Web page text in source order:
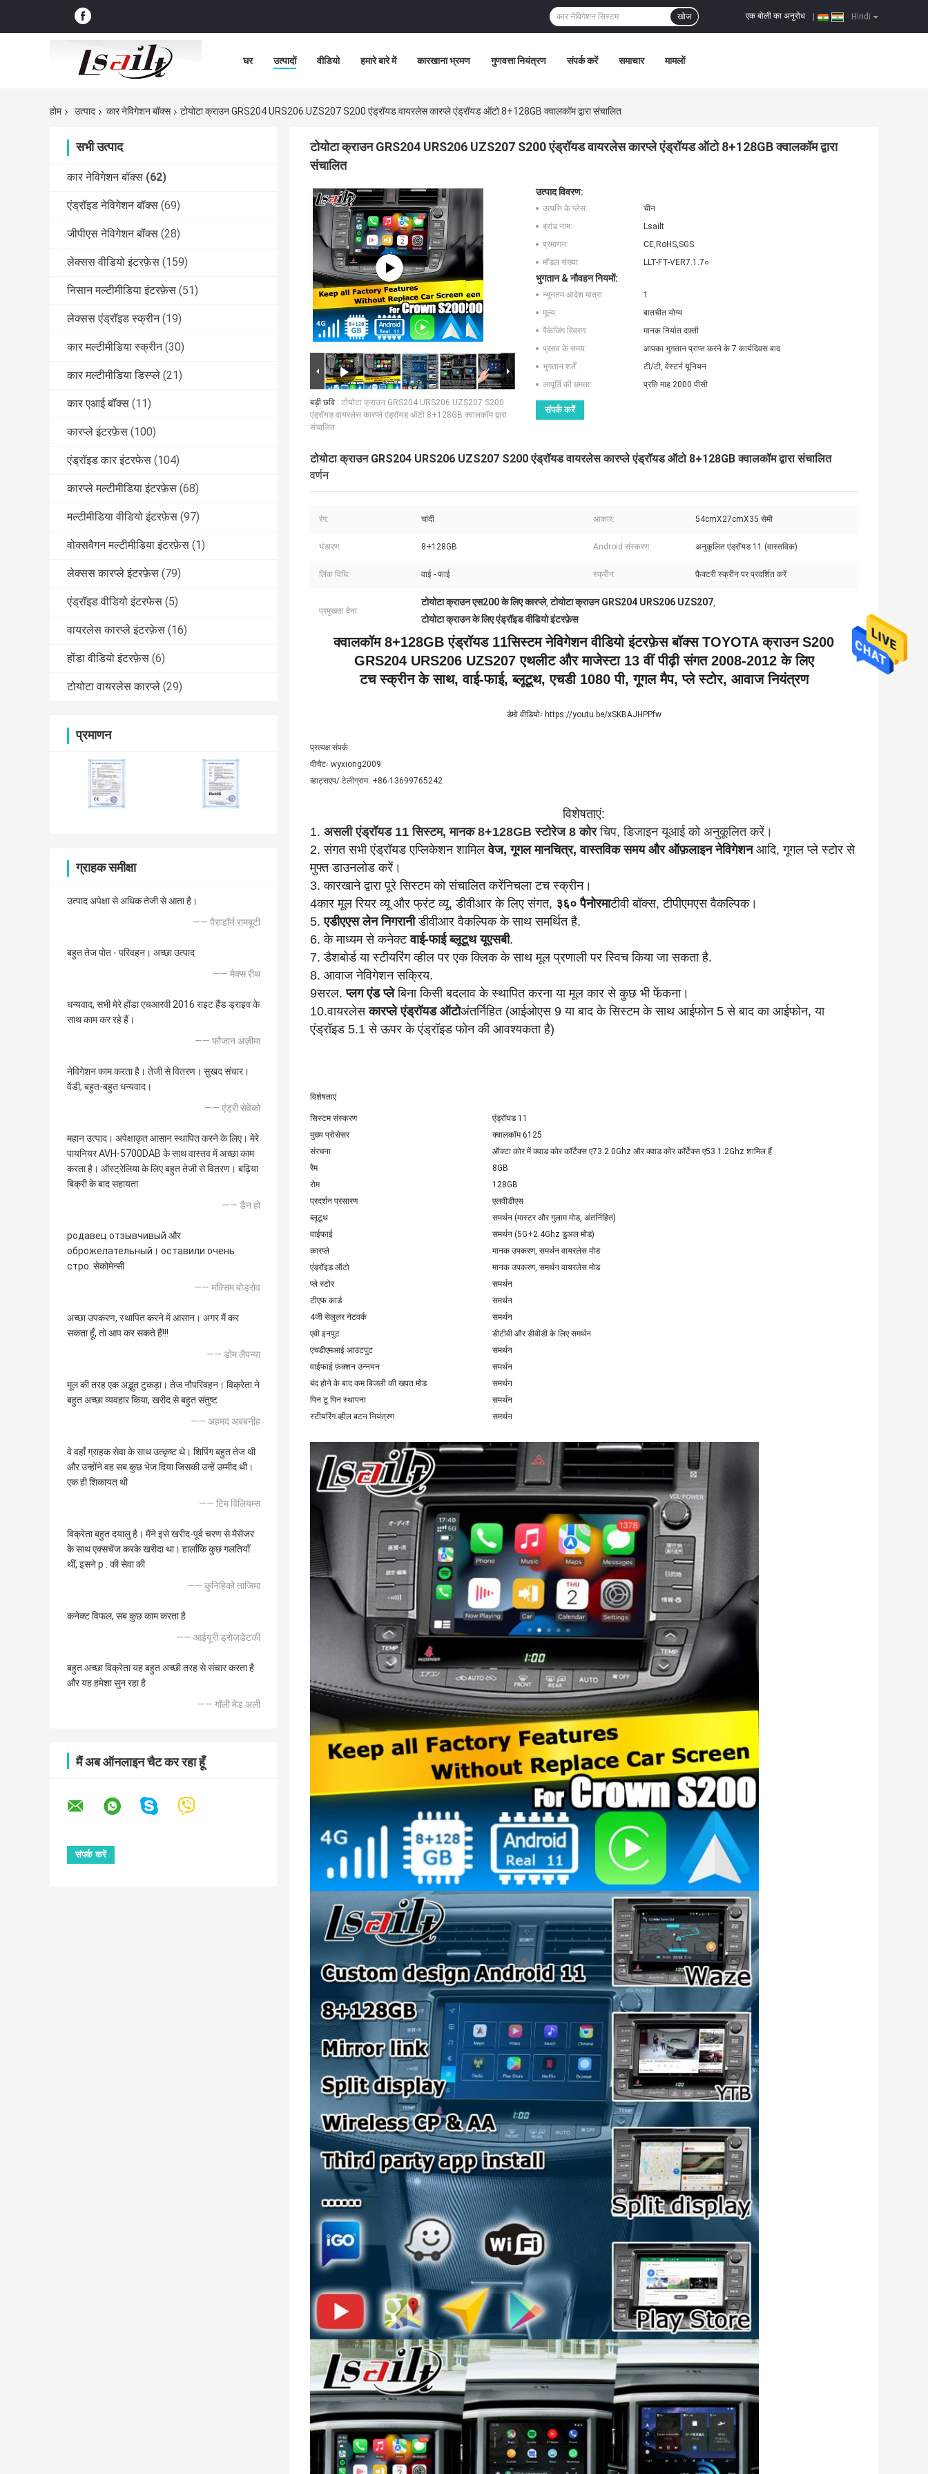
Hindi
एक बोली का अनुरोध
खोज
घर उत्पादों वीडियो हमारे बारे में कारखाना भ्रमण गुणवत्ता नियंत्रण संपर्क करें समाचार मामलों
होम उत्पाद कार नेविगेशन बॉक्स टोयोटा क्राउन GRS204 URS206 UZS207 S200 एंड्रॉयड वायरलेस कारप्ले एंड्रॉयड ऑटो 8+128GB क्वालकॉम द्वारा संचालित
सभी उत्पाद
कार नेविगेशन बॉक्स (62)
एंड्रॉइड नेविगेशन बॉक्स (69)
जीपीएस नेविगेशन बॉक्स (28)
लेक्सस वीडियो इंटरफ़ेस (159)
निसान मल्टीमीडिया इंटरफ़ेस (51)
लेक्सस एंड्रॉइड स्क्रीन (19)
कार मल्टीमीडिया स्क्रीन (30)
कार मल्टीमीडिया डिस्प्ले (21)
कार एआई बॉक्स (11)
कारप्ले इंटरफ़ेस (100)
एंड्रॉइड कार इंटरफेस (104)
कारप्ले मल्टीमीडिया इंटरफ़ेस (68)
मल्टीमीडिया वीडियो इंटरफ़ेस (97)
वोक्सवैगन मल्टीमीडिया इंटरफ़ेस (1)
लेक्सस कारप्ले इंटरफ़ेस (79)
एंड्रॉइड वीडियो इंटरफेस (5)
वायरलेस कारप्ले इंटरफ़ेस (16)
होंडा वीडियो इंटरफ़ेस (6)
टोयोटा वायरलेस कारप्ले (29)
प्रमाणन
ग्राहक समीक्षा
उत्पाद अपेक्षा से अधिक तेजी से आता है।
—— पैराडॉर्न रामबूटी
बहुत तेज पोत - परिवहन। अच्छा उत्पाद
—— मैक्स रीथ
धन्यवाद, सभी मेरे होंडा एचआरवी 2016 राइट हैंड ड्राइव के
साथ काम कर रहे हैं।
—— फौजान अज़ीमा
नेविगेशन काम करता है। तेजी से वितरण। सुखद संचार।
वेंडी, बहुत-बहुत धन्यवाद।
—— एंड्री सेवेंको
महान उत्पाद। अपेक्षाकृत आसान स्थापित करने के लिए। मेरे
पायनियर AVH-5700DAB के साथ वास्तव में अच्छा काम
करता है। ऑस्ट्रेलिया के लिए बहुत तेजी से वितरण। बढ़िया
बिक्री के बाद सहायता
—— डैन हो
родавец отзывчивый और
оброжелательный। оставили очень
стро. सेकोमेन्सी
—— मक्सिम बोड्रोव
अच्छा उपकरण, स्थापित करने में आसान। अगर मैं कर
सकता हूँ, तो आप कर सकते हैं!!!
—— डोम लैपन्या
मूल की तरह एक अद्भुत टुकड़ा। तेज नौपरिवहन। विक्रेता ने
बहुत अच्छा व्यवहार किया, खरीद से बहुत संतुष्ट
—— अहमद अबबनीह
वे वहाँ ग्राहक सेवा के साथ उत्कृष्ट थे। शिपिंग बहुत तेज थी
और उन्होंने वह सब कुछ भेज दिया जिसकी उन्हें उम्मीद थी।
एक ही शिकायत थी
—— टिम विलियम्स
विक्रेता बहुत दयालु है। मैंने इसे खरीद-पूर्व चरण से मैसेंजर
के साथ एक्सचेंज करके खरीदा था। हालाँकि कुछ गलतियाँ
थीं, इसने p . की सेवा की
—— कुनिहिको ताजिमा
कनेक्ट विफल, सब कुछ काम करता है
—— आईयूरी ड्रोज़डेटकी
बहुत अच्छा विक्रेता यह बहुत अच्छी तरह से संचार करता है
और यह हमेशा सुन रहा है
—— गॉली मेड अली
मैं अब ऑनलाइन चैट कर रहा हूँ
टोयोटा क्राउन GRS204 URS206 UZS207 S200 एंड्रॉयड वायरलेस कारप्ले एंड्रॉयड ऑटो 8+128GB क्वालकॉम द्वारा
संचालित
बड़ी छवि : टोयोटा क्राउन GRS204 URS206 UZS207 S200
एंड्रॉयड वायरलेस कारप्ले एंड्रॉयड ऑटो 8+128GB क्वालकॉम द्वारा
संचालित
उत्पाद विवरण:
उत्पत्ति के प्लेस:
चीन
ब्रांड नाम:
Lsailt
प्रमाणन:
CE,RoHS,SGS
मॉडल संख्या:
LLT-FT-VER7.1.7०
भुगतान & नौवहन नियमों:
न्यूनतम आदेश मात्रा:
1
मूल्य:
बातचीत योग्य
पैकेजिंग विवरण:
मानक निर्यात दफ़्ती
प्रसव के समय:
आपका भुगतान प्राप्त करने के 7 कार्यदिवस बाद
भुगतान शर्तें:
टी/टी, वेस्टर्न यूनियन
आपूर्ति की क्षमता:
प्रति माह 2000 पीसी
संपर्क करें
टोयोटा क्राउन GRS204 URS206 UZS207 S200 एंड्रॉयड वायरलेस कारप्ले एंड्रॉयड ऑटो 8+128GB क्वालकॉम द्वारा संचालित
वर्णन
रंग: चांदी आकार: 54cmX27cmX35 सेमी
भंडारण: 8+128GB Android संस्करण: अनुकूलित एंड्रॉयड 11 (वास्तविक)
लिंक विधि: वाई - फाई स्क्रीन: फ़ैक्टरी स्क्रीन पर प्रदर्शित करें
प्रमुखता देना:
टोयोटा क्राउन एस200 के लिए कारप्ले,टोयोटा क्राउन GRS204 URS206 UZS207,
टोयोटा क्राउन के लिए एंड्रॉइड वीडियो इंटरफ़ेस
क्वालकॉम 8+128GB एंड्रॉयड 11सिस्टम नेविगेशन वीडियो इंटरफ़ेस बॉक्स TOYOTA क्राउन S200
GRS204 URS206 UZS207 एथलीट और माजेस्टा 13 वीं पीढ़ी संगत 2008-2012 के लिए
टच स्क्रीन के साथ, वाई-फाई, ब्लूटूथ, एचडी 1080 पी, गूगल मैप, प्ले स्टोर, आवाज नियंत्रण
डेमो वीडियोः https://youtu.be/xSKBAJHPPfw
प्रत्यक्ष संपर्क:
वीचैटः wyxiong2009
व्हाट्सएप/ टेलीग्राम: +86-13699765242
विशेषताएं:
1. असली एंड्रॉयड 11 सिस्टम, मानक 8+128GB स्टोरेज 8 कोर चिप, डिजाइन यूआई को अनुकूलित करें।
2. संगत सभी एंड्रॉयड एप्लिकेशन शामिल वेज, गूगल मानचित्र, वास्तविक समय और ऑफ़लाइन नेविगेशन आदि, गूगल प्ले स्टोर से
मुफ्त डाउनलोड करें।
3. कारखाने द्वारा पूरे सिस्टम को संचालित करेंनिचला टच स्क्रीन।
4कार मूल रियर व्यू और फ्रंट व्यू, डीवीआर के लिए संगत, ३६० पैनोरमाटीवी बॉक्स, टीपीएमएस वैकल्पिक।
5. एडीएएस लेन निगरानी डीवीआर वैकल्पिक के साथ समर्थित है.
6. के माध्यम से कनेक्ट वाई-फाई ब्लूटूथ यूएसबी.
7. डैशबोर्ड या स्टीयरिंग व्हील पर एक क्लिक के साथ मूल प्रणाली पर स्विच किया जा सकता है.
8. आवाज नेविगेशन सक्रिय.
9सरल. प्लग एंड प्ले बिना किसी बदलाव के स्थापित करना या मूल कार से कुछ भी फेंकना।
10.वायरलेस कारप्ले एंड्रॉयड ऑटोअंतर्निहित (आईओएस 9 या बाद के सिस्टम के साथ आईफोन 5 से बाद का आईफोन, या
एंड्रॉइड 5.1 से ऊपर के एंड्रॉइड फोन की आवश्यकता है)
विशेषताएं
सिस्टम संस्करण
एंड्रॉयड 11
मुख्य प्रोसेसर
क्वालकॉम 6125
संरचना
ऑक्टा कोर में क्वाड कोर कॉर्टेक्स ए73 2.0Ghz और क्वाड कोर कॉर्टेक्स ए53 1.2Ghz शामिल हैं
रैम
8GB
रोम
128GB
प्रदर्शन प्रसारण
एलवीडीएस
ब्लूटूथ
समर्थन (मास्टर और गुलाम मोड, अंतर्निहित)
वाईफाई
समर्थन (5G+2.4Ghz डुअल मोड)
कारप्ले
मानक उपकरण, समर्थन वायरलेस मोड
एंड्रॉइड ऑटो
मानक उपकरण, समर्थन वायरलेस मोड
प्ले स्टोर
समर्थन
टीएफ कार्ड
समर्थन
4जी सेलुलर नेटवर्क
समर्थन
एवी इनपुट
डीटीवी और डीवीडी के लिए समर्थन
एचडीएमआई आउटपुट
समर्थन
वाईफाई फ़ंक्शन उन्नयन
समर्थन
बंद होने के बाद कम बिजली की खपत मोड
समर्थन
पिन टू पिन स्थापना
समर्थन
स्टीयरिंग व्हील बटन नियंत्रण
समर्थन